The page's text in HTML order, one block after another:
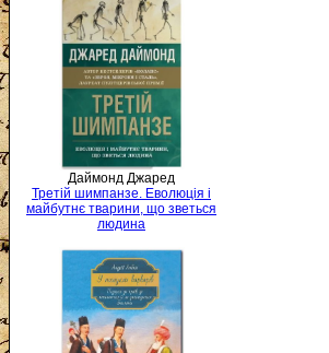
Даймонд Джаред
Третій шимпанзе. Еволюція і
майбутнє тварини, що зветься
людина